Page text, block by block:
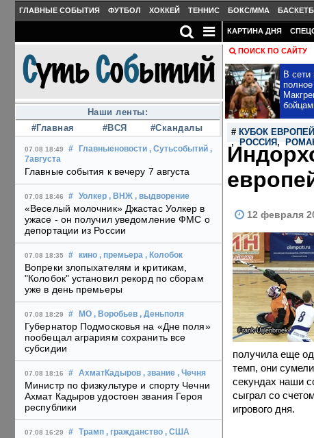
ГЛАВНЫЕ СОБЫТИЯ ФУТБОЛ ХОККЕЙ ТЕННИС БОКС/MMA
Наши ленты:
#Главная
#ВСЯ #Скандалы
07.08 18:49 # Главныеновости , Сутьсобытий ,
7августа
Главные события к вечеру 7 августа
07.08 18:46 # Уолкер , ВНЖ , выдворение
«Веселый молочник» Джастас Уолкер в
ужасе - он получил уведомление ФМС о
депортации из России
07.08 18:35 # кино , премьера , Колобок
Вопреки злопыхателям и критикам,
"Колобок" установил рекорд по сборам
уже в день премьеры
07.08 18:29 # МО , Воробьев , Деньполя
Губернатор Подмосковья на «Дне поля»
пообещал аграриям сохранить все
субсидии
07.08 18:16 # АхматКадыров , звание , Чечня
Министр по физкультуре и спорту Чечни
Ахмат Кадыров удостоен звания Героя
республики
07.08 16:29 # Трамп , гражданство , США
КАРТИНА ДНЯ
ПОИСК ПО САЙТУ
В сети
# КУБОК
,
РОССИЯ,
12 февраля
Frank Uijlenbroek
получила еще
темп, они
секундах наши
сыграл со
игрового дня.